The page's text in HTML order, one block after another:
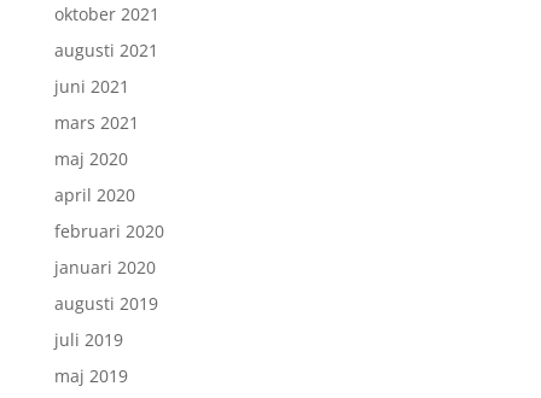
oktober 2021
augusti 2021
juni 2021
mars 2021
maj 2020
april 2020
februari 2020
januari 2020
augusti 2019
juli 2019
maj 2019